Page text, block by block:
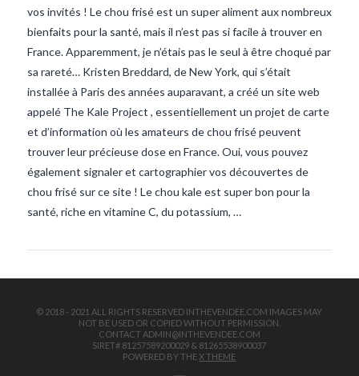
vos invités ! Le chou frisé est un super aliment aux nombreux
bienfaits pour la santé, mais il n’est pas si facile à trouver en
France. Apparemment, je n’étais pas le seul à être choqué par
sa rareté… Kristen Breddard, de New York, qui s’était
installée à Paris des années auparavant, a créé un site web
appelé The Kale Project , essentiellement un projet de carte
et d’information où les amateurs de chou frisé peuvent
trouver leur précieuse dose en France. Oui, vous pouvez
également signaler et cartographier vos découvertes de
chou frisé sur ce site ! Le chou kale est super bon pour la
santé, riche en vitamine C, du potassium, …
© 2018 - 2021 ALL RIGHTS RESERVED INTHEVENDEE.COM IMAGES MAY
NOT BE USED OR COPIED WITHOUT PERMISSION.
CONTACT ADMIN@INTHEVENDEE.COM
SIRET# 81257589200029 & 81265538900037
POWERED BY THEX THEME